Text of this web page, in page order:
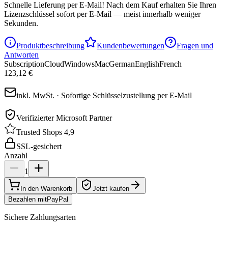
Schnelle Lieferung per E-Mail! Nach dem Kauf erhalten Sie Ihren
Lizenzschlüssel sofort per E-Mail — meist innerhalb weniger
Sekunden.
Produktbeschreibung Kundenbewertungen
Fragen und
Antworten
SubscriptionCloudWindowsMacGermanEnglishFrench
123,12 €
inkl. MwSt. · Sofortige Schlüsselzustellung per E-Mail
Verifizierter Microsoft Partner
Trusted Shops 4,9
SSL-gesichert
Anzahl
1
In den Warenkorb
Jetzt kaufen
Bezahlen mitPayPal
Sichere Zahlungsarten